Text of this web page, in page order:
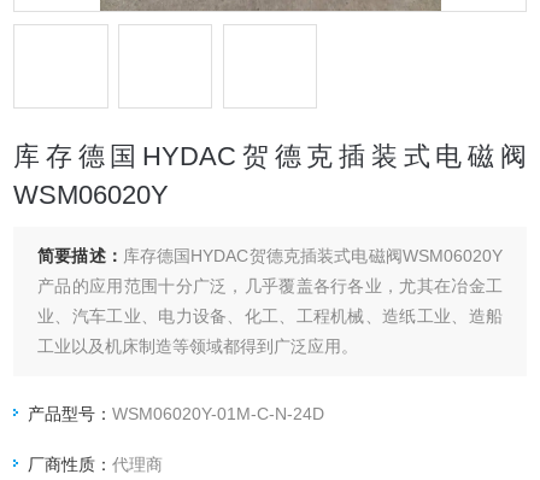
库存德国HYDAC贺德克插装式电磁阀
WSM06020Y
简要描述： 库存德国HYDAC贺德克插装式电磁阀WSM06020Y
产品的应用范围十分广泛，几乎覆盖各行各业，尤其在冶金工
业、汽车工业、电力设备、化工、工程机械、造纸工业、造船
工业以及机床制造等领域都得到广泛应用。
产品型号：WSM06020Y-01M-C-N-24D
厂商性质：代理商